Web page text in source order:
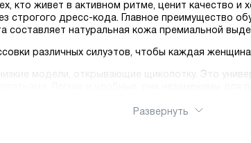
кто живет в активном ритме, ценит качество и
строгого дресс-кода. Главное преимущество
составляет натуральная кожа премиальной
различных силуэтов, чтобы каждая
модели, открывающие щиколотку. Это
голеностоп. Они обеспечивают
Развернуть